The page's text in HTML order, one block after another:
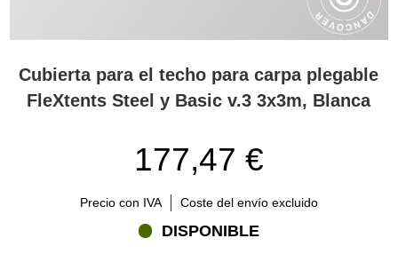
Cubierta para el techo para carpa plegable
FleXtents Steel y Basic v.3 3x3m, Blanca
177,47 €
Precio con IVA Coste del envío excluido
DISPONIBLE